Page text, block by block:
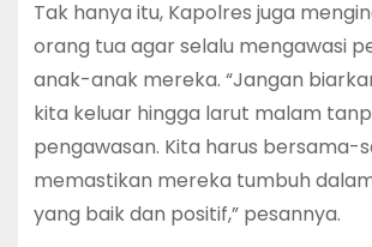
Tak hanya itu, Kapolres juga
orang tua agar selalu mengawasi
anak-anak mereka. “Jangan
kita keluar hingga larut malam
pengawasan. Kita harus bersama-
memastikan mereka tumbuh
yang baik dan positif,” pesannya.